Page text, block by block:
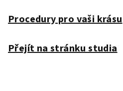
Procedury pro vaši krásu
Přejít na stránku studia